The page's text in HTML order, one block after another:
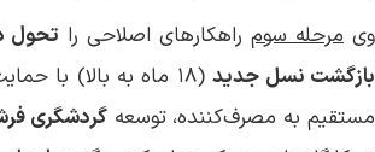
وی مرحله سومراهکارهای اصلاحی را تحول
بازگشت نسل جدید
(۱۸ ماه به بالا) با
مستقیم به مصرف‌کننده، توسعهگردشگری